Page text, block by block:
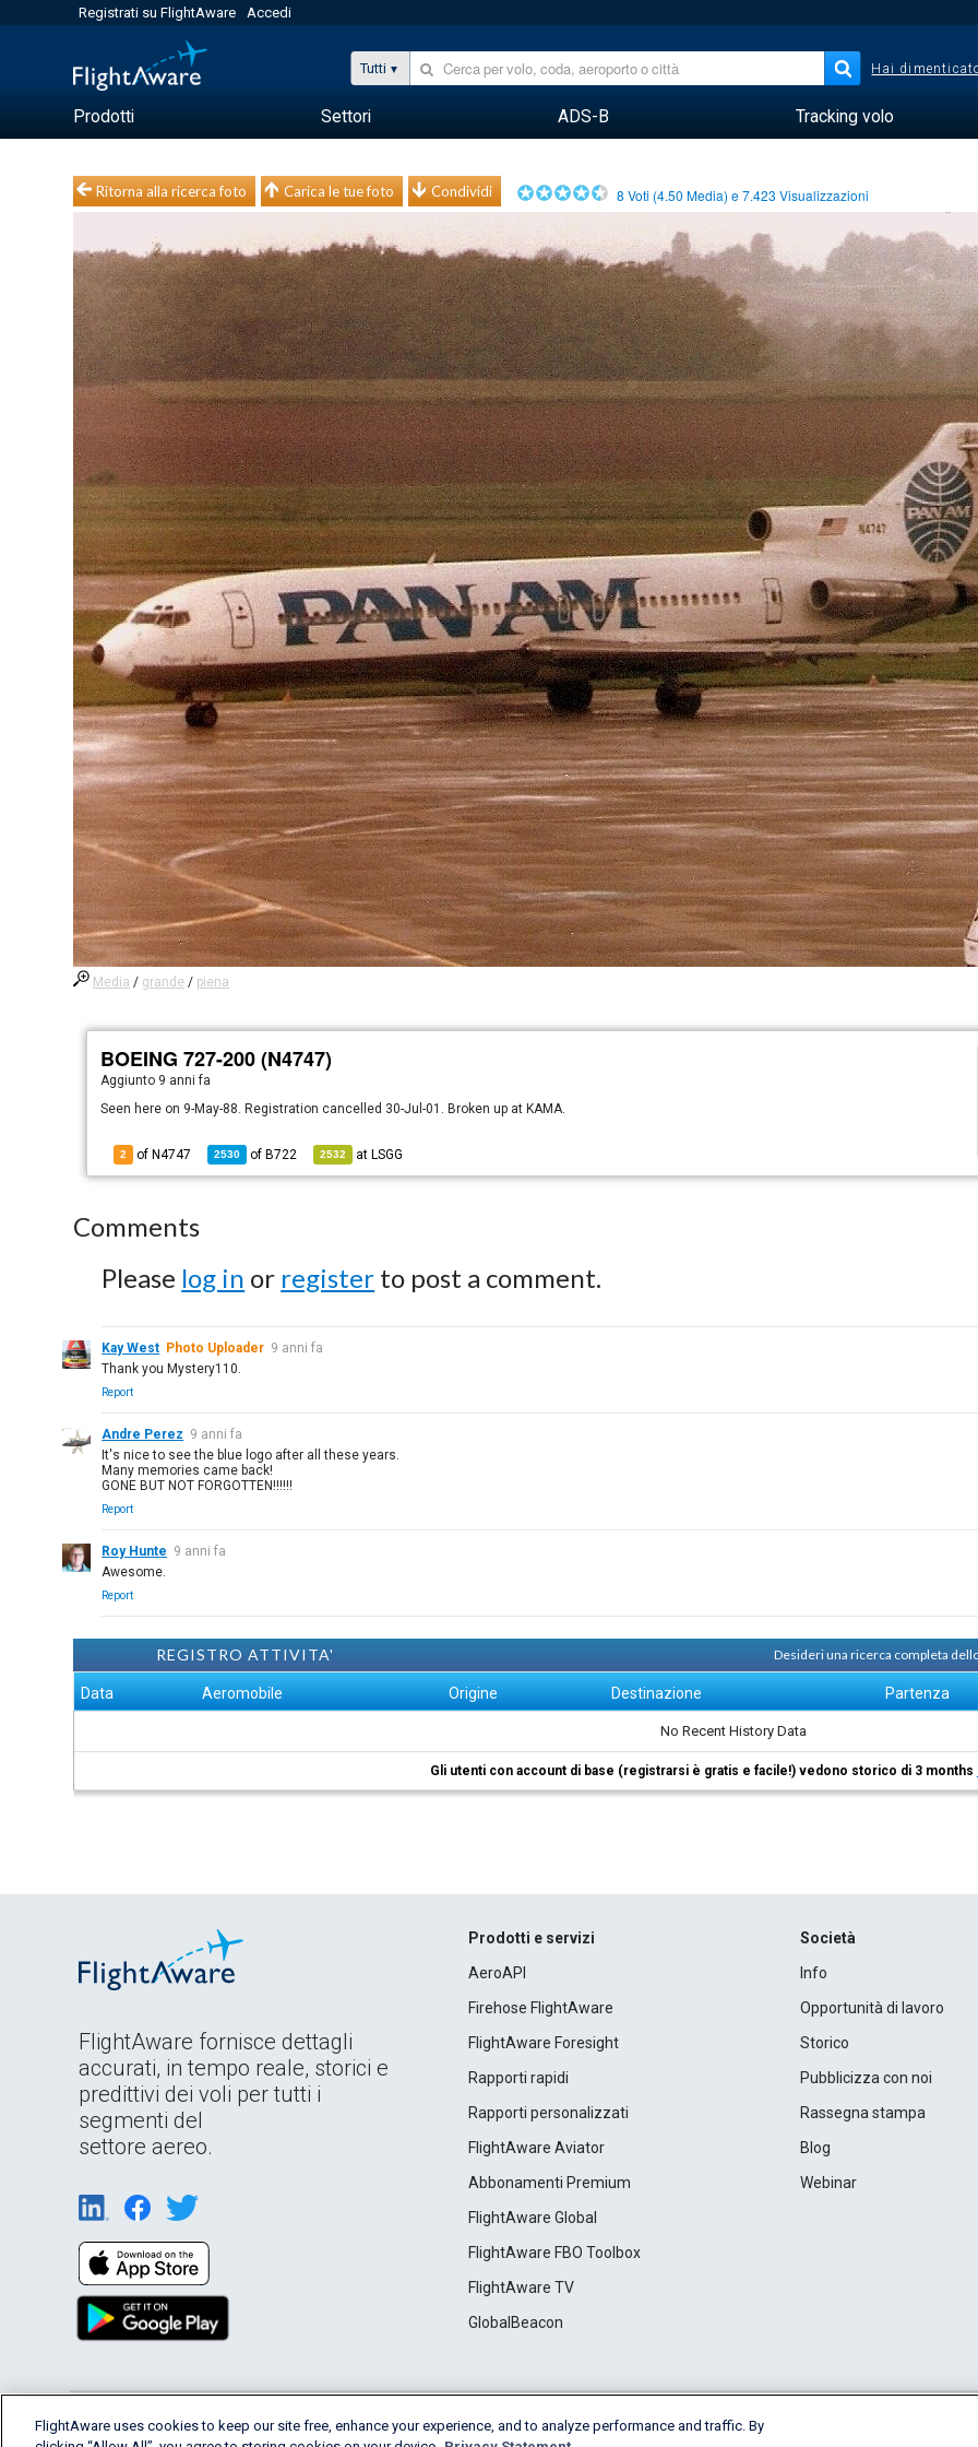
Registrati su FlightAware Accedi
Tutti Hai
Prodotti Settori ADS-B Tracking volo
Ritorna alla ricerca foto Carica le tue foto Condividi 8 Voti (4.50 Media) e7.423 Visualizzazioni
Media / grande / piena
BOEING 727-200 (N4747)
Aggiunto 9 anni fa
Seen here on 9-May-88. Registration cancelled 30-Jul-01. Broken up at KAMA.
2 of N4747 2530 of B722 2532 at LSGG
Comments
Please log in or register to post a comment.
Kay West Photo Uploader 9 anni fa
Thank you Mystery110.
Report
Andre Perez 9 anni fa
It's nice to see the blue logo after all these years.
Many memories came back!
GONE BUT NOT FORGOTTEN!!!!!!
Report
Roy Hunte 9 anni fa
Awesome.
Report
REGISTRO ATTIVITA' Desideri una ricerca completa
Data Aeromobile Origine Destinazione Partenza
No Recent History Data
Gli utenti con account di base (registrarsi è gratis e facile!) vedono storico di 3 months
FlightAware fornisce dettagli
accurati, in tempo reale, storici e
predittivi dei voli per tutti i
segmenti del
settore aereo.
Prodotti e servizi
AeroAPI
Firehose FlightAware
FlightAware Foresight
Rapporti rapidi
Rapporti personalizzati
FlightAware Aviator
Abbonamenti Premium
FlightAware Global
FlightAware FBO Toolbox
FlightAware TV
GlobalBeacon
Società
Info
Opportunità di lavoro
Storico
Pubblicizza con noi
Rassegna stampa
Blog
Webinar
English (USA) 2026 FlightAware Terms of Use Privacy Cookie Settings
FlightAware uses cookies to keep our site free, enhance your experience, and to analyze performance and traffic. By